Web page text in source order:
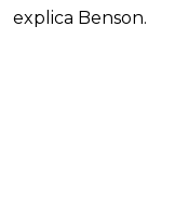
explica Benson.